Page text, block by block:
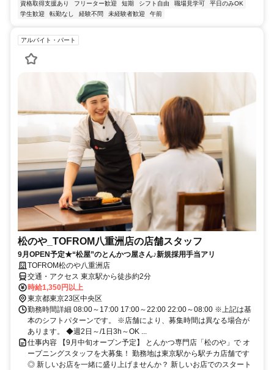
資格取得支援あり フリーター歓迎 短期 シフト自由 職場見学可
平日のみOK
学生歓迎
転勤なし 経験不問 未経験者歓迎 午前
アルバイト・パート
松のや_TOFROM八重洲店の店舗スタッフ
9月OPEN予定★“松屋”のとんかつ屋さん♪新規採用手当アリ
TOFROM松のや八重洲店
交通・アクセス 東京駅から徒歩約2分
時給1,350円以上
東京都東京23区中央区
勤務時間詳細 08:00～17:00 17:00～22:00 22:00～08:00 ※上記は基
本のシフトパターンです。 ※店舗により、募集時間は異なる場合が
あります。 ◆週2日～/1日3h～OK ...
仕事内容 【9月中旬オープン予定】 とんかつ専門店「松のや」で オ
ープニングスタッフを大募集！ 勤務地は東京駅から駅チカ店舗です
◎ 新しいお店を一緒に盛り上げませんか？ 新しいお店でのスタート